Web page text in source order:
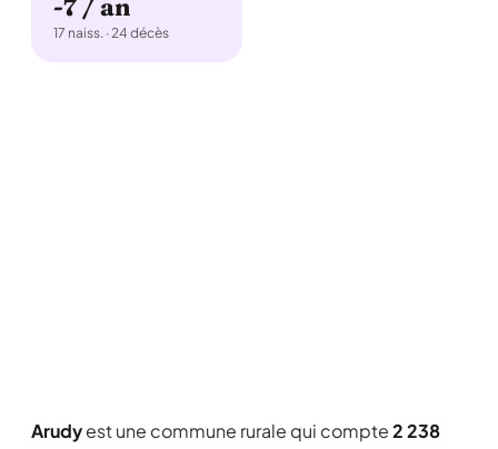
-7 / an
17 naiss. · 24 décès
Arudyest une commune rurale qui compte2 238